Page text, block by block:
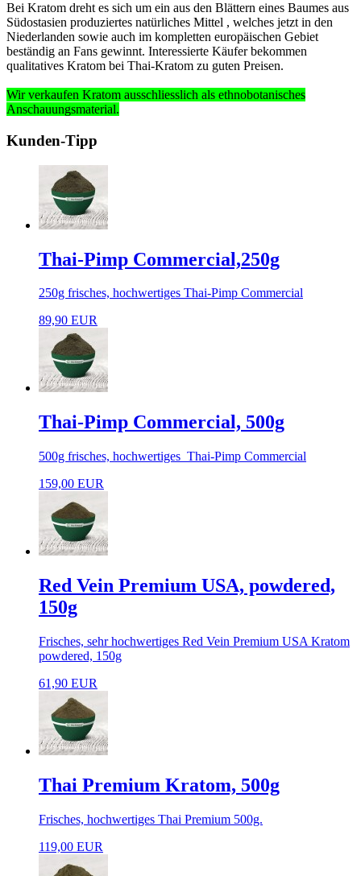
Bei Kratom dreht es sich um ein aus den Blättern eines Baumes aus
Südostasien produziertes natürliches Mittel , welches jetzt in den
Niederlanden sowie auch im kompletten europäischen Gebiet
beständig an Fans gewinnt. Interessierte Käufer bekommen
qualitatives Kratom bei Thai-Kratom zu guten Preisen.
Wir verkaufen Kratom ausschliesslich als ethnobotanisches
Anschauungsmaterial.
Kunden-Tipp
Thai-Pimp Commercial,250g
250g frisches, hochwertiges Thai-Pimp Commercial
89,90 EUR
Thai-Pimp Commercial, 500g
500g frisches, hochwertiges Thai-Pimp Commercial
159,00 EUR
Red Vein Premium USA, powdered,
150g
Frisches, sehr hochwertiges Red Vein Premium USA Kratom
powdered, 150g
61,90 EUR
Thai Premium Kratom, 500g
Frisches, hochwertiges Thai Premium 500g.
119,00 EUR